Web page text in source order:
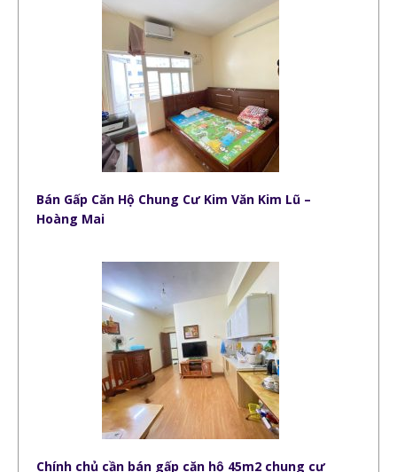
Bán Gấp Căn Hộ Chung Cư Kim Văn Kim Lũ –
Hoàng Mai
Chính chủ cần bán gấp căn hộ 45m2 chung cư